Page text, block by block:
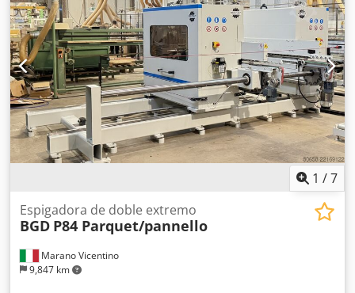
1 /7
Marano Vicentino
9,847 km
Espigadora de doble extremo
BGD P84 Parquet/pannello